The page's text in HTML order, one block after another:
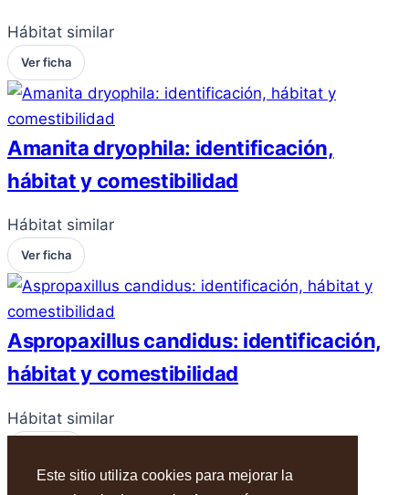
Este sitio utiliza cookies para mejorar la
Hábitat similar
Ver ficha
Amanita dryophila: identificación,
hábitat y comestibilidad
Hábitat similar
Ver ficha
Aspropaxillus candidus: identificación,
hábitat y comestibilidad
Hábitat similar